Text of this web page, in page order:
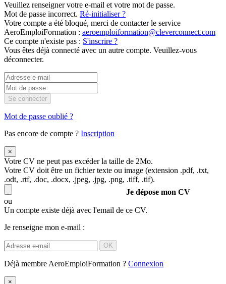
Veuillez renseigner votre e-mail et votre mot de passe.
Mot de passe incorrect. Ré-initialiser ?
Votre compte a été bloqué, merci de contacter le service
AeroEmploiFormation : aeroemploiformation@cleverconnect.com
Ce compte n'existe pas : S'inscrire ?
Vous êtes déjà connecté avec un autre compte. Veuillez-vous
déconnecter.
Se connecter
Mot de passe oublié ?
Pas encore de compte ? Inscription
×
Votre CV ne peut pas excéder la taille de 2Mo.
Votre CV doit être un fichier texte ou image (extension .pdf, .txt,
.odt, .rtf, .doc, .docx, .jpeg, .jpg, .png, .tiff, .tif).
Je dépose mon CV
ou
Un compte existe déjà avec l'email de ce CV.
Je renseigne mon e-mail :
OK
Déjà membre AeroEmploiFormation ? Connexion
×